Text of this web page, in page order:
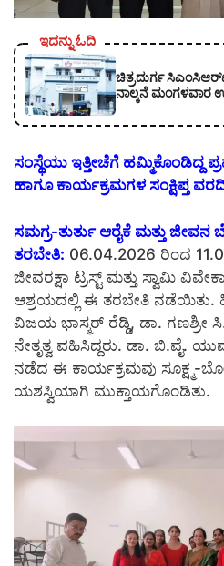
ಇದನ್ನು ಓದಿ
ಚಿತ್ರದುರ್ಗ
ನಾಲ್ಕನೆ ಮಂಗಳವಾರ
ಸಂಸ್ಥೆಯು ಇತ್ತೀಚೆಗೆ ಹಮ್ಮಿಕೊಂಡಿದ್ದ
ಹಾಗೂ ಕಾರ್ಯಕ್ರಮಗಳ ಸಂಕ್ಷಿಪ್ತ
ಸಮಗ್ರ-ತುರ್ತು ಆರೈಕೆ ಮತ್ತು
ತರಬೇತಿ: 06.04.2026 ರಿಂದ
ಜೀವರಕ್ಷಾ ಟ್ರಸ್ಟ್ ಮತ್ತು ಸ್ವಾಮಿ
ಆಶ್ರಯದಲ್ಲಿ ಈ ತರಬೇತಿ
ವಿಜಯ ಭಾಸ್ಮರ್ ರೆಡ್ಡಿ, ಡಾ. ಗಣಶ್ರೀ
ನೇತೃತ್ವ ವಹಿಸಿದ್ದರು. ಡಾ. ಬಿ.ವೈ.
ನಡೆದ ಈ ಕಾರ್ಯಕ್ರಮವು ಸೂಕ್ಷ್ಮ-
ಯಶಸ್ವಿಯಾಗಿ ಮುಕ್ತಾಯಗೊಂಡಿತು.